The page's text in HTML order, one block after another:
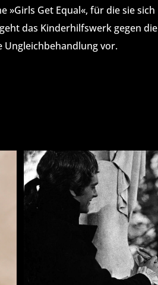
»Girls Get Equal«, für die sie sich
das Kinderhilfswerk gegen die
Ungleichbehandlung vor.